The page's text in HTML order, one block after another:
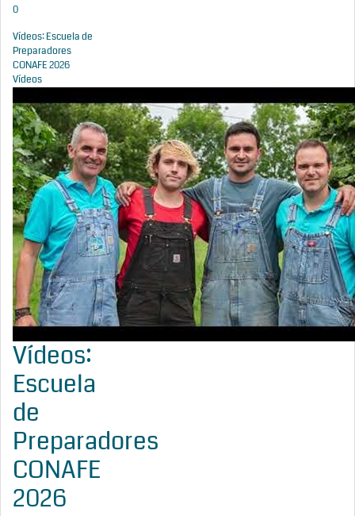
0
Vídeos: Escuela de
Preparadores
CONAFE 2026
Vídeos
Vídeos:
Escuela
de
Preparadores
CONAFE
2026